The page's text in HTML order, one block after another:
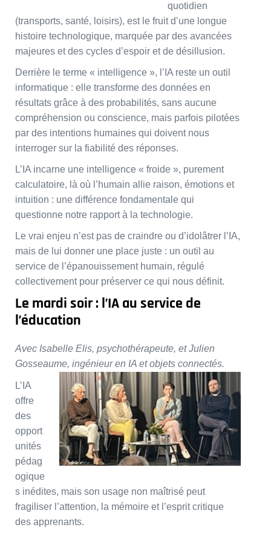
quotidien
(transports, santé, loisirs), est le fruit d’une longue
histoire technologique, marquée par des avancées
majeures et des cycles d’espoir et de désillusion.
Derrière le terme « intelligence », l’IA reste un outil
informatique : elle transforme des données en
résultats grâce à des probabilités, sans aucune
compréhension ou conscience, mais parfois pilotées
par des intentions humaines qui doivent nous
interroger sur la fiabilité des réponses.
L’IA incarne une intelligence « froide », purement
calculatoire, là où l’humain allie raison, émotions et
intuition : une différence fondamentale qui
questionne notre rapport à la technologie.
Le vrai enjeu n’est pas de craindre ou d’idolâtrer l’IA,
mais de lui donner une place juste : un outil au
service de l’épanouissement humain, régulé
collectivement pour préserver ce qui nous définit.
Le mardi soir : l’IA au service de
l’éducation
Avec Isabelle Elis, psychothérapeute, et Julien
Gosseaume, ingénieur en IA et objets connectés.
L’IA
offre
des
opport
unités
pédag
ogique
s inédites, mais son usage non maîtrisé peut
fragiliser l’attention, la mémoire et l’esprit critique
des apprenants.